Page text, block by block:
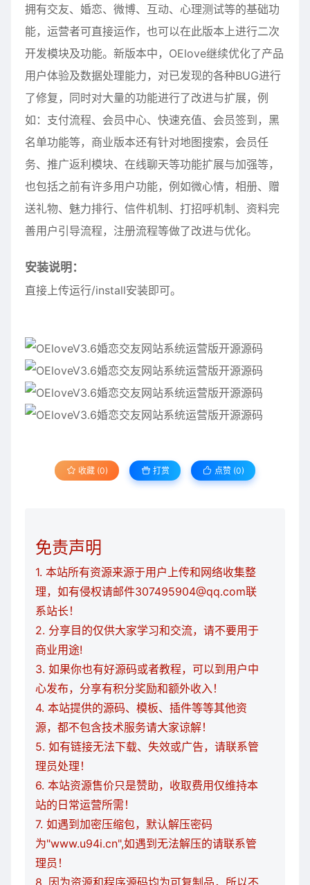
拥有交友、婚恋、微博、互动、心理测试等的基础功
能，运营者可直接运作，也可以在此版本上进行二次
开发模块及功能。新版本中，OElove继续优化了产品
用户体验及数据处理能力，对已发现的各种BUG进行
了修复，同时对大量的功能进行了改进与扩展，例
如：支付流程、会员中心、快速充值、会员签到，黑
名单功能等，商业版本还有针对地图搜索，会员任
务、推广返利模块、在线聊天等功能扩展与加强等，
也包括之前有许多用户功能，例如微心情，相册、赠
送礼物、魅力排行、信件机制、打招呼机制、资料完
善用户引导流程，注册流程等做了改进与优化。
安装说明：
直接上传运行/install安装即可。
收藏 (0) 打赏 点赞 (0)
免责声明
1. 本站所有资源来源于用户上传和网络收集整
理，如有侵权请邮件307495904@qq.com联
系站长！
2. 分享目的仅供大家学习和交流，请不要用于
商业用途!
3. 如果你也有好源码或者教程，可以到用户中
心发布，分享有积分奖励和额外收入！
4. 本站提供的源码、模板、插件等等其他资
源，都不包含技术服务请大家谅解！
5. 如有链接无法下载、失效或广告，请联系管
理员处理！
6. 本站资源售价只是赞助，收取费用仅维持本
站的日常运营所需！
7. 如遇到加密压缩包，默认解压密码
为"www.u94i.cn",如遇到无法解压的请联系管
理员！
8. 因为资源和程序源码均为可复制品，所以不